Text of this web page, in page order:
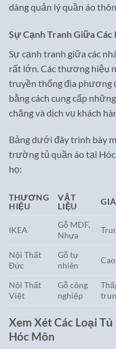
dàng quản lý quần áo
Sự Cạnh Tranh Giữa Các
Sự cạnh tranh giữa các
rất lớn. Các thương hiệu
truyền thống địa phương
bằng cách cung cấp
chăng và dịch vụ khách
Bảng dưới đây trình bày
trường tủ quần áo tại Hóc
họ:
THƯƠNG
HIỆU
VẬT
LIỆU
IKEA
Gỗ MDF,
Nhựa
Nội Thất
Đức
Gỗ tự
nhiên
Cao
Nội Thất
Việt
Gỗ công
nghiệp
Xem Xét Các Loại
Hóc Môn